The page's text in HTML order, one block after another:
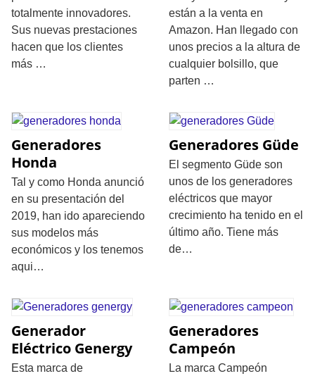
totalmente innovadores.
Sus nuevas prestaciones
hacen que los clientes
más …
están a la venta en
Amazon. Han llegado con
unos precios a la altura de
cualquier bolsillo, que
parten …
Generadores
Honda
Tal y como Honda anunció
en su presentación del
2019, han ido apareciendo
sus modelos más
económicos y los tenemos
aqui…
Generadores Güde
El segmento Güde son
unos de los generadores
eléctricos que mayor
crecimiento ha tenido en el
último año. Tiene más
de…
Generador
Eléctrico Genergy
Esta marca de
Generadores
Campeón
La marca Campeón